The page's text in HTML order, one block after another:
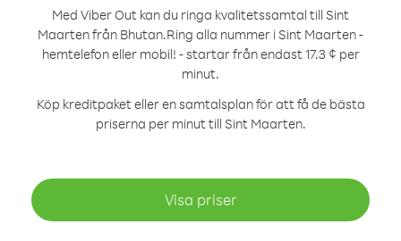
Med Viber Out kan du ringa kvalitetssamtal till Sint
Maarten från Bhutan.Ring alla nummer i Sint Maarten -
hemtelefon eller mobil! - startar från endast 17.3 ¢ per
minut.
Köp kreditpaket eller en samtalsplan för att få de bästa
priserna per minut till Sint Maarten.
Visa priser